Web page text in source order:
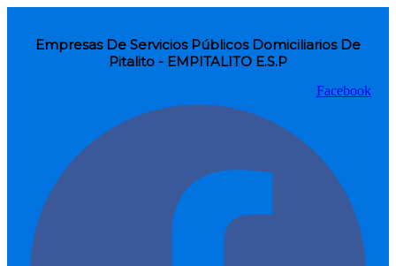
Empresas De Servicios Públicos Domiciliarios De
Pitalito - EMPITALITO E.S.P
Facebook